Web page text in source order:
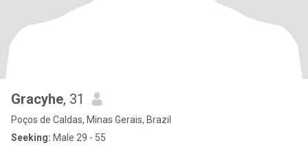
Gracyhe, 31
Poços de Caldas, Minas Gerais, Brazil
Seeking: Male 29 - 55